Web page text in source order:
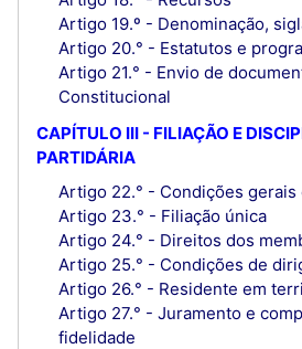
Artigo 19.º - Denominação,
Artigo 20.° - Estatutos e
Artigo 21.° - Envio de
Constitucional
CAPÍTULO III - FILIAÇÃO E
PARTIDÁRIA
Artigo 22.° - Condições gerais
Artigo 23.° - Filiação única
Artigo 24.° - Direitos dos
Artigo 25.° - Condições de
Artigo 26.° - Residente em
Artigo 27.° - Juramento e
fidelidade